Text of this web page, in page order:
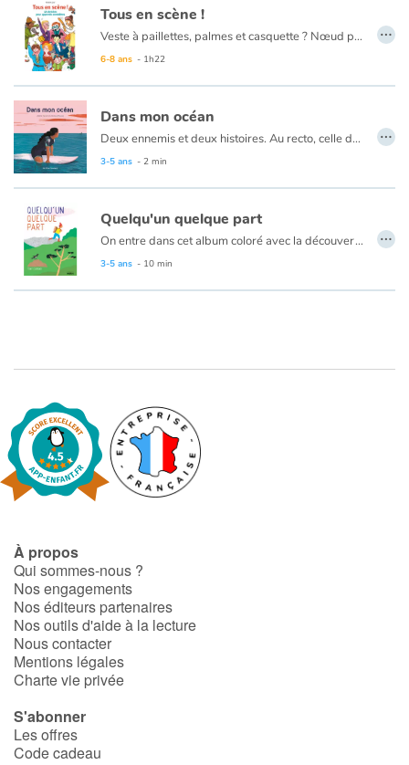
Actualités
Par thématique
Rencontres et témoignages
Contes d'ici et d'ailleurs
Autour de la lecture
Apprendre à lire
Apprendre les langues
Dyslexie, troubles de la lecture
Nos listes de lecture
Coups de coeur
Tous en scène !
Veste à paillettes, palmes et casquette ? Nœud papillon ? Monocle ou couronne ? Que l'on soit présentateur télé, maîtresse d’école, fantôme ou princesse… Il faut choisir un rôle ! Attention, silence en coulisses… On frappe les trois coups, le rideau se lève.
6-8 ans - 1h22
…
Dans mon océan
Deux ennemis et deux histoires. Au recto, celle de la surfeuse qui vit en harmonie avec l'océan. Au verso, celle du requin pour qui les fonds marins n'ont pas de secrets. La femme et l'animal ne se connaissent pas mais se redoutent. Pourtant, ils sont en réalité plus proches que jamais.
Après le succès de Dans ma montagne, Jérôme Peyrat explore un nouveau territoire : l'océan. Avec Adèle Tariel au scénario, ils mettent en lumière les similitudes entre un requin et une fille de l'eau dans un album recto-verso.
3-5 ans - 2 min
…
Quelqu'un quelque part
On entre dans cet album coloré avec la découverte d’un paysage fait de collines, de prairies, d’arbres et d’une rivière. Peu à peu, des animaux entrent en scène. Une réflexion s’installe par le dialogue de deux narrateurs qui s’interrogent : « qu’y a-t-il dans ce paysage ? » Un personnage, « Quelqu’un », fait alors son apparition. Et ce « quelqu’un », héros de cette aventure mystérieuse, va creuser un trou, y planter une graine puis attendre patiemment. Le petit lecteur se demandera alors quelle étrange chose va sortir de terre. Quelle ne sera pas sa surprise quand il découvrira que c’est une maison !
3-5 ans - 10 min
…
À propos
Qui sommes-nous ?
Nos engagements
Nos éditeurs partenaires
Nos outils d'aide à la lecture
Nous contacter
Mentions légales
Charte vie privée
S'abonner
Les offres
Code cadeau